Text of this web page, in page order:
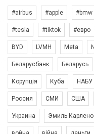
#airbus #apple #bmw
#tesla #tiktok #евро
BYD LVMH Meta
Беларусбанк Беларусь
Корупція Куба НАБУ
Россия СМИ США
Украина Эмиль